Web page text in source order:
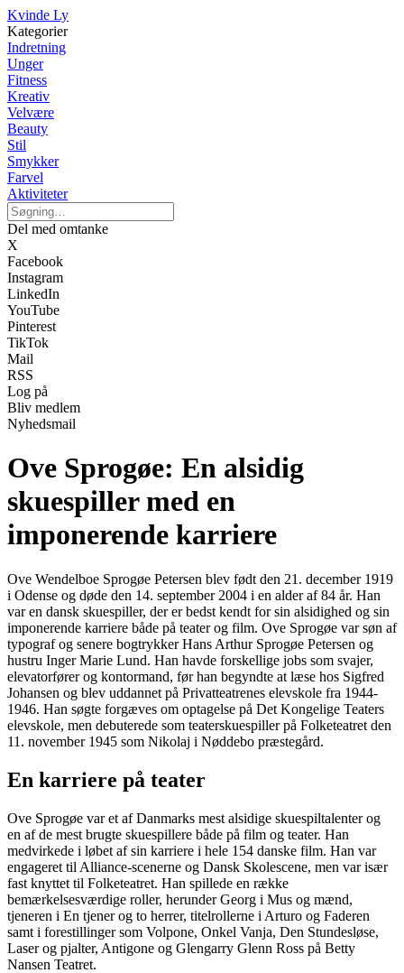
Kvinde Ly
Kategorier
Indretning
Unger
Fitness
Kreativ
Velvære
Beauty
Stil
Smykker
Farvel
Aktiviteter
Del med omtanke
X
Facebook
Instagram
LinkedIn
YouTube
Pinterest
TikTok
Mail
RSS
Log på
Bliv medlem
Nyhedsmail
Ove Sprogøe: En alsidig
skuespiller med en
imponerende karriere
Ove Wendelboe Sprogøe Petersen blev født den 21. december 1919
i Odense og døde den 14. september 2004 i en alder af 84 år. Han
var en dansk skuespiller, der er bedst kendt for sin alsidighed og sin
imponerende karriere både på teater og film. Ove Sprogøe var søn af
typograf og senere bogtrykker Hans Arthur Sprogøe Petersen og
hustru Inger Marie Lund. Han havde forskellige jobs som svajer,
elevatorfører og kontormand, før han begyndte at læse hos Sigfred
Johansen og blev uddannet på Privatteatrenes elevskole fra 1944-
1946. Han søgte forgæves om optagelse på Det Kongelige Teaters
elevskole, men debuterede som teaterskuespiller på Folketeatret den
11. november 1945 som Nikolaj i Nøddebo præstegård.
En karriere på teater
Ove Sprogøe var et af Danmarks mest alsidige skuespiltalenter og
en af de mest brugte skuespillere både på film og teater. Han
medvirkede i løbet af sin karriere i hele 154 danske film. Han var
engageret til Alliance-scenerne og Dansk Skolescene, men var især
fast knyttet til Folketeatret. Han spillede en række
bemærkelsesværdige roller, herunder Georg i Mus og mænd,
tjeneren i En tjener og to herrer, titelrollerne i Arturo og Faderen
samt i forestillinger som Volpone, Onkel Vanja, Den Stundesløse,
Laser og pjalter, Antigone og Glengarry Glenn Ross på Betty
Nansen Teatret.